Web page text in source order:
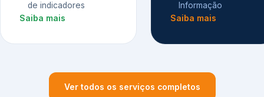
de indicadores
Saiba mais
Informação
Saiba mais
Ver todos os serviços completos